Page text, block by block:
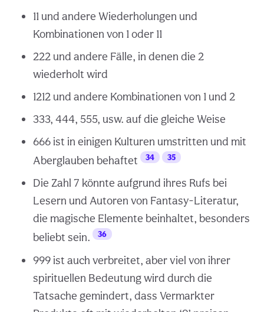
11 und andere Wiederholungen und
Kombinationen von 1 oder 11
222 und andere Fälle, in denen die 2
wiederholt wird
1212 und andere Kombinationen von 1 und 2
333, 444, 555, usw. auf die gleiche Weise
666 ist in einigen Kulturen umstritten und mit
Aberglauben behaftet
34 35
Die Zahl 7 könnte aufgrund ihres Rufs bei
Lesern und Autoren von Fantasy-Literatur,
die magische Elemente beinhaltet, besonders
beliebt sein.
36
999 ist auch verbreitet, aber viel von ihrer
spirituellen Bedeutung wird durch die
Tatsache gemindert, dass Vermarkter